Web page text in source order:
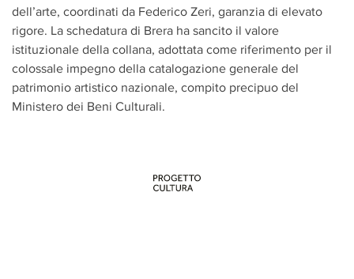
dell’arte, coordinati da Federico Zeri, garanzia di elevato
rigore. La schedatura di Brera ha sancito il valore
istituzionale della collana, adottata come riferimento per il
colossale impegno della catalogazione generale del
patrimonio artistico nazionale, compito precipuo del
Ministero dei Beni Culturali.